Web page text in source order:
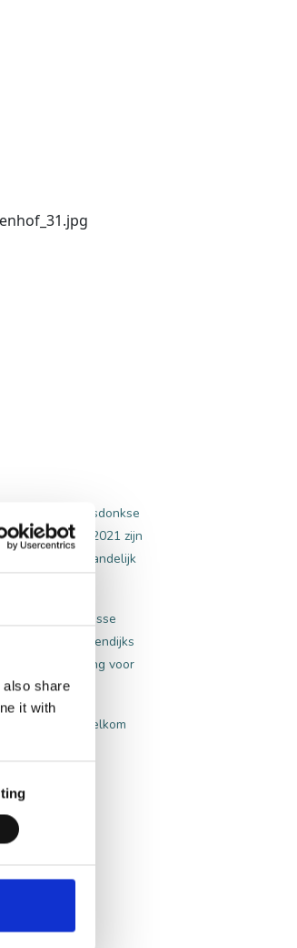
share
it with
stukje Raamsdonkse
aanplant in 2021 zijn
lokaal als landelijk
wijnen: van frisse
Domein Buitendijks
unieke ervaring voor
Iedereen is welkom